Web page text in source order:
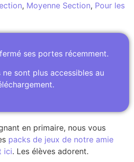
, Moyenne Section, Pour les
ses portes récemment.
ne sont plus accessibles au
en primaire, nous vous
packs de jeux de notre amie
ici. Les élèves adorent.